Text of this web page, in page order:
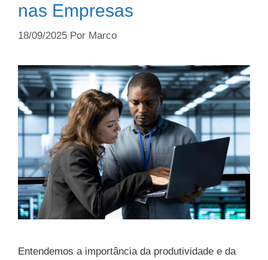
nas Empresas
18/09/2025 Por Marco
Entendemos a importância da produtividade e da